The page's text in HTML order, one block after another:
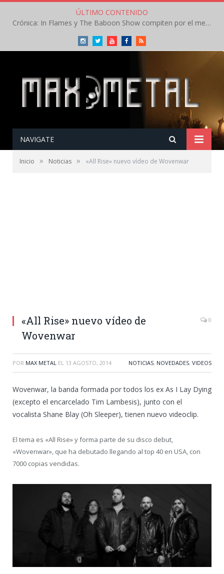
ÚLTIMO CONTENIDO
Crónica: In Flames y The Baboon Show compiten por el mejor concierto del día en el Leyendas del Rock – Viernes – Agosto 2026
InstagramTwitterYoutubeFacebookRSS
NAVIGATE
Inicio » Noticias » «All Rise» nuevo vídeo de Wovenwar
«All Rise» nuevo vídeo de
Wovenwar
0
POR MAX METAL EL 13 AGOSTO, 2014 NOTICIAS, NOVEDADES, VIDEOS
Wovenwar, la banda formada por todos los ex As I Lay Dying
(excepto el encarcelado Tim Lambesis), junto con el
vocalista Shane Blay (Oh Sleeper), tienen nuevo videoclip.
El tema es «All Rise» y forma parte de su disco debut,
«Wovenwar», que ha debutado llegando al top 40 en USA, con
7000 copias vendidas.